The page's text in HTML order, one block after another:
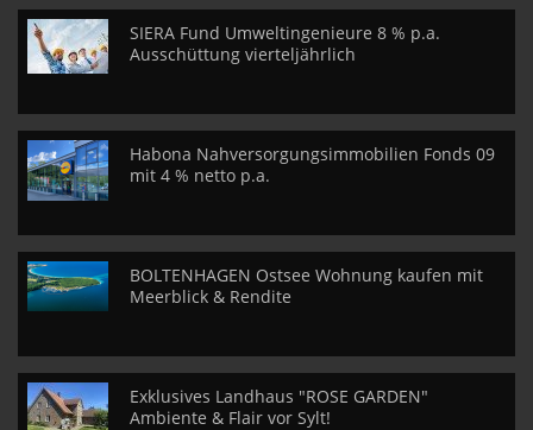
SIERA Fund Umweltingenieure 8 % p.a.
Ausschüttung vierteljährlich
Habona Nahversorgungsimmobilien Fonds 09
mit 4 % netto p.a.
BOLTENHAGEN Ostsee Wohnung kaufen mit
Meerblick & Rendite
Exklusives Landhaus "ROSE GARDEN"
Ambiente & Flair vor Sylt!